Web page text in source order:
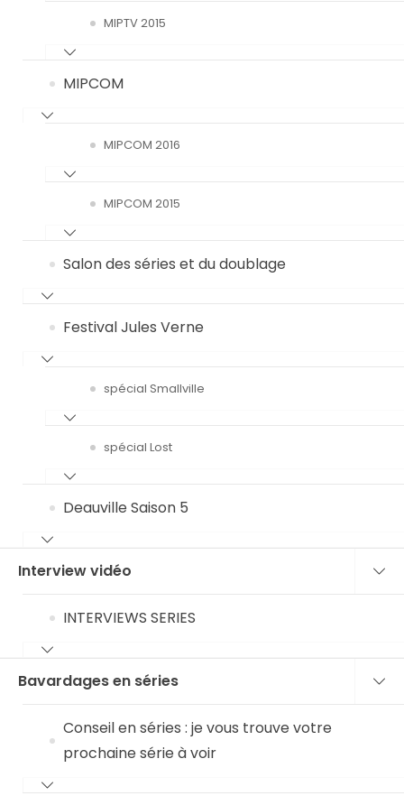
MIPTV 2015
MIPCOM
MIPCOM 2016
MIPCOM 2015
Salon des séries et du doublage
Festival Jules Verne
spécial Smallville
spécial Lost
Deauville Saison 5
Interview vidéo
INTERVIEWS SERIES
Bavardages en séries
Conseil en séries : je vous trouve votre
prochaine série à voir